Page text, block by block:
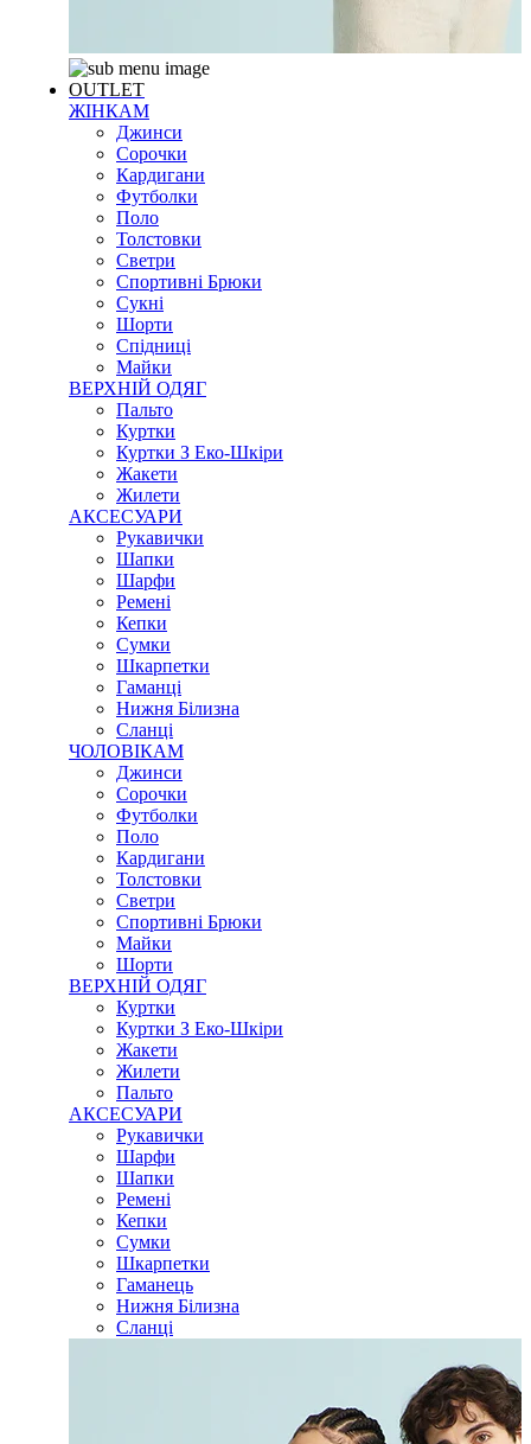
OUTLET
ЖІНКАМ
Джинси
Сорочки
Кардигани
Футболки
Поло
Толстовки
Светри
Спортивні Брюки
Сукні
Шорти
Спідниці
Майки
ВЕРХНІЙ ОДЯГ
Пальто
Куртки
Куртки З Еко-Шкіри
Жакети
Жилети
АКСЕСУАРИ
Рукавички
Шапки
Шарфи
Ремені
Кепки
Сумки
Шкарпетки
Гаманці
Нижня Білизна
Сланці
ЧОЛОВІКАМ
Джинси
Сорочки
Футболки
Поло
Кардигани
Толстовки
Светри
Спортивні Брюки
Майки
Шорти
ВЕРХНІЙ ОДЯГ
Куртки
Куртки З Еко-Шкіри
Жакети
Жилети
Пальто
АКСЕСУАРИ
Рукавички
Шарфи
Шапки
Ремені
Кепки
Сумки
Шкарпетки
Гаманець
Нижня Білизна
Сланці